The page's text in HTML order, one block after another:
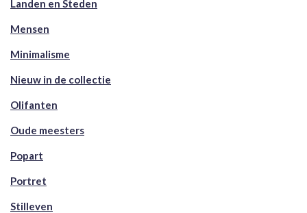
Landen en Steden
Mensen
Minimalisme
Nieuw in de collectie
Olifanten
Oude meesters
Popart
Portret
Stilleven